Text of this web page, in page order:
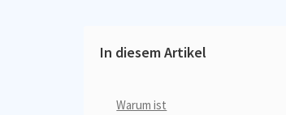
In diesem Artikel
Warum ist